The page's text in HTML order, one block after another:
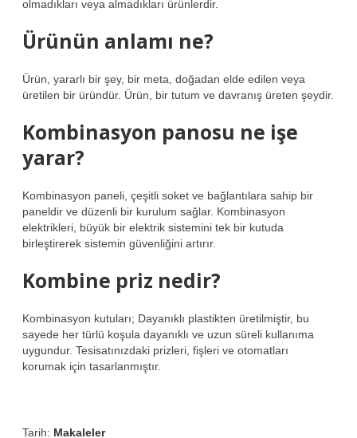
olmadıkları veya almadıkları ürünlerdir.
Ürünün anlamı ne?
Ürün, yararlı bir şey, bir meta, doğadan elde edilen veya
üretilen bir üründür. Ürün, bir tutum ve davranış üreten şeydir.
Kombinasyon panosu ne işe
yarar?
Kombinasyon paneli, çeşitli soket ve bağlantılara sahip bir
paneldir ve düzenli bir kurulum sağlar. Kombinasyon
elektrikleri, büyük bir elektrik sistemini tek bir kutuda
birleştirerek sistemin güvenliğini artırır.
Kombine priz nedir?
Kombinasyon kutuları; Dayanıklı plastikten üretilmiştir, bu
sayede her türlü koşula dayanıklı ve uzun süreli kullanıma
uygundur. Tesisatınızdaki prizleri, fişleri ve otomatları
korumak için tasarlanmıştır.
Tarih: Makaleler